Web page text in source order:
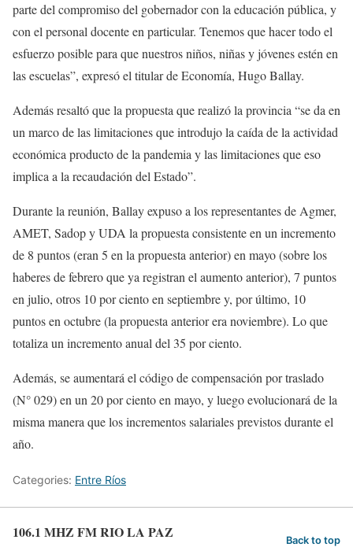
parte del compromiso del gobernador con la educación pública, y
con el personal docente en particular. Tenemos que hacer todo el
esfuerzo posible para que nuestros niños, niñas y jóvenes estén en
las escuelas”, expresó el titular de Economía, Hugo Ballay.
Además resaltó que la propuesta que realizó la provincia “se da en
un marco de las limitaciones que introdujo la caída de la actividad
económica producto de la pandemia y las limitaciones que eso
implica a la recaudación del Estado”.
Durante la reunión, Ballay expuso a los representantes de Agmer,
AMET, Sadop y UDA la propuesta consistente en un incremento
de 8 puntos (eran 5 en la propuesta anterior) en mayo (sobre los
haberes de febrero que ya registran el aumento anterior), 7 puntos
en julio, otros 10 por ciento en septiembre y, por último, 10
puntos en octubre (la propuesta anterior era noviembre). Lo que
totaliza un incremento anual del 35 por ciento.
Además, se aumentará el código de compensación por traslado
(N° 029) en un 20 por ciento en mayo, y luego evolucionará de la
misma manera que los incrementos salariales previstos durante el
año.
Categories: Entre Ríos
106.1 MHZ FM RIO LA PAZ Back to top